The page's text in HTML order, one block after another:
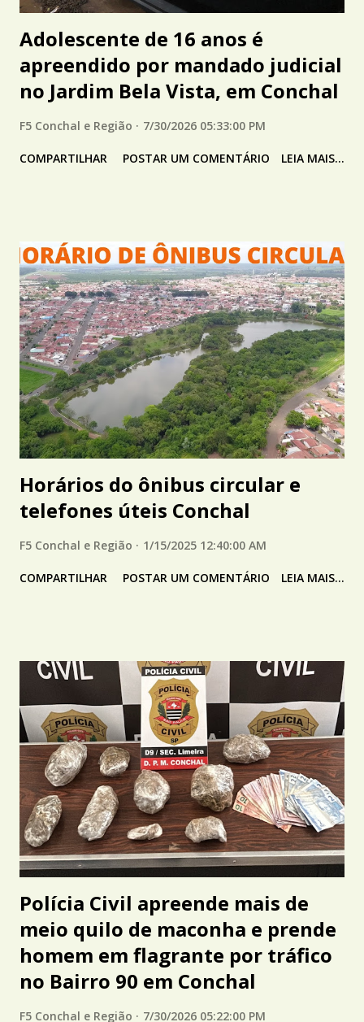
Adolescente de 16 anos é
apreendido por mandado judicial
no Jardim Bela Vista, em Conchal
F5 Conchal e Região 7/30/2026 05:33:00 PM
COMPARTILHAR POSTAR UM COMENTÁRIO LEIA MAIS...
Horários do ônibus circular e
telefones úteis Conchal
F5 Conchal e Região 1/15/2025 12:40:00 AM
COMPARTILHAR POSTAR UM COMENTÁRIO LEIA MAIS...
Polícia Civil apreende mais de
meio quilo de maconha e prende
homem em flagrante por tráfico
no Bairro 90 em Conchal
F5 Conchal e Região 7/30/2026 05:22:00 PM